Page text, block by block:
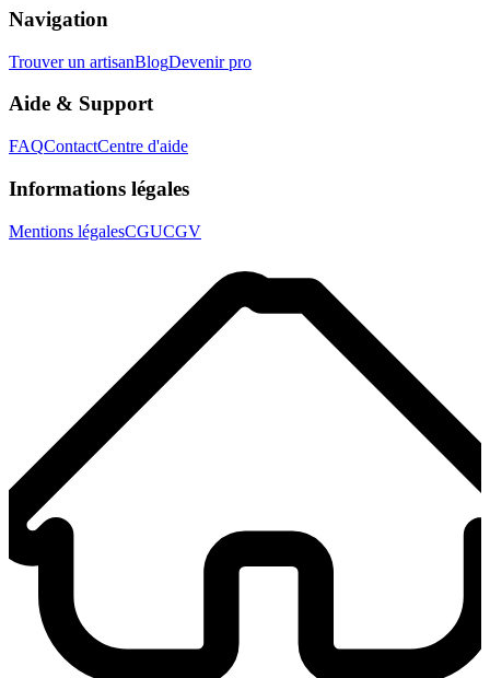
Navigation
Trouver un artisanBlogDevenir pro
Aide & Support
FAQContactCentre d'aide
Informations légales
Mentions légalesCGUCGV